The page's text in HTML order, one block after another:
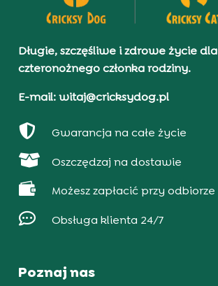
Długie, szczęśliwe i zdrowe życie dla
czteronożnego członka rodziny.
E-mail: witaj@cricksydog.pl
 Gwarancja na całe życie
 Oszczędzaj na dostawie
 Możesz zapłacić przy odbiorze
 Obsługa klienta 24/7
Poznaj nas